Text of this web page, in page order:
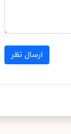
ارسال نظر